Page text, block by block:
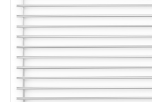
Kaffee & Tee
Bar & Wein